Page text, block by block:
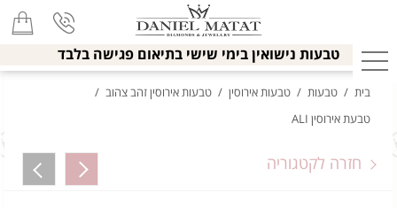
טבעות נישואין בימי שישי בתיאום פגישה בלבד
בית / טבעות / טבעות אירוסין / טבעות אירוסין זהב צהוב /
טבעת אירוסין ALI
חזרה לקטגוריה